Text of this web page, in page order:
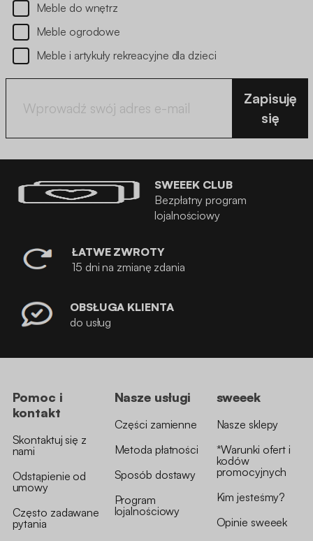
Meble do wnętrz
Meble ogrodowe
Meble i artykuły rekreacyjne dla dzieci
Zapisuję
się
SWEEEK CLUB
Bezpłatny program
lojalnościowy
ŁATWE ZWROTY
15 dni na zmianę zdania
OBSŁUGA KLIENTA
do usług
Pomoc i
kontakt
Skontaktuj się z
nami
Odstąpienie od
umowy
Często zadawane
pytania
Nasze usługi
Części zamienne
Metoda płatności
Sposób dostawy
Program
lojalnościowy
sweeek
Nasze sklepy
*Warunki ofert i
kodów
promocyjnych
Kim jesteśmy?
Opinie sweeek